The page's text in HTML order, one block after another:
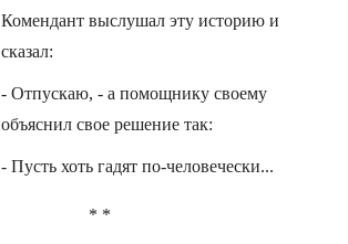
Комендант выслушал эту историю и
сказал:
- Отпускаю, - а помощнику своему
объяснил свое решение так:
- Пусть хоть гадят по-человечески...
* *